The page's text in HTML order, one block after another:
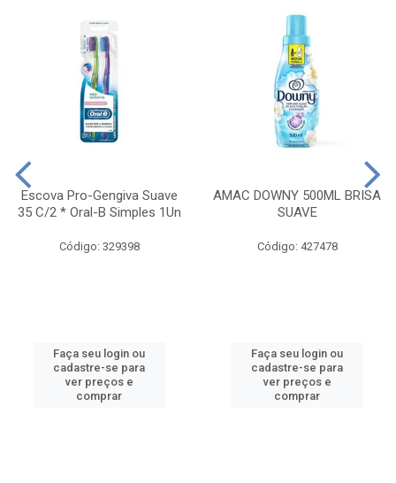
Escova Pro-Gengiva Suave
35 C/2 * Oral-B Simples 1Un
Código: 329398
Faça seu login ou
cadastre-se para
ver preços e
comprar
AMAC DOWNY 500ML BRISA
SUAVE
Código: 427478
Faça seu login ou
cadastre-se para
ver preços e
comprar